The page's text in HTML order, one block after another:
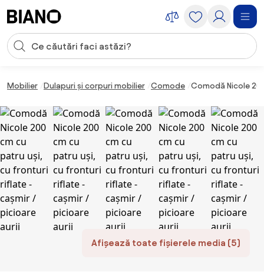
Introducerea căutării
Mobilier Dulapuri și corpuri mobilier Comode Comodă Nicole
Afișează toate fișierele media (5)